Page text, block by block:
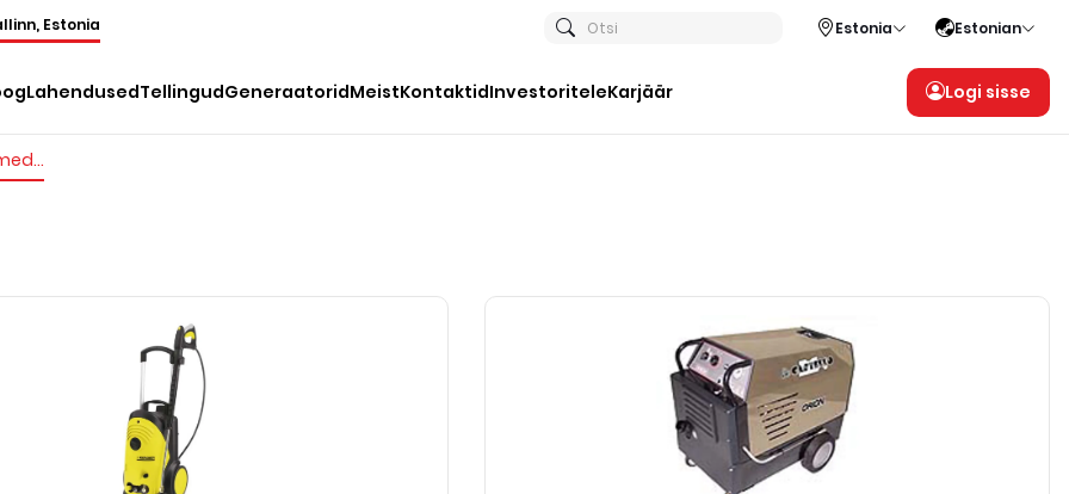
Estonia Otsi Estonia Estonian
LahendusedTellingudGeneraatoridMeistKontaktidInvestoriteleKarjäär Logi sisse
Pesemisseadmed (elektr.)